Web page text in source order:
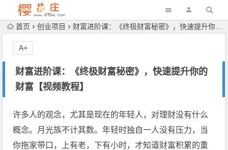
首页 创业项目 财富进阶课：《终极财富秘密》，快速提升你的财富【视频教程】
财富进阶课：《终极财富秘密》，快速提升你的
财富【视频教程】
A+
许多人的观念，尤其是现在的年轻人，对理财没有什么
概念。月光族不计其数。年轻时独自一人没有压力，当
你拖家带口，上有老，下有小时，才知道财富积累的重